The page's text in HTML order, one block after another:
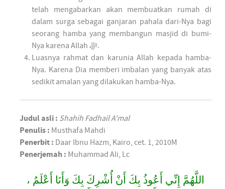
telah mengabarkan akan membuatkan rumah di
dalam surga sebagai ganjaran pahala dari-Nya bagi
seorang hamba yang membangun masjid di bumi-
Nya karena Allah ﷻ.
Luasnya rahmat dan karunia Allah kepada hamba-
Nya. Karena Dia memberi imbalan yang banyak atas
sedikit amalan yang dilakukan hamba-Nya.
Judul asli : Shahih Fadhail A'mal
Penulis : Musthafa Mahdi
Penerbit : Daar Ibnu Hazm, Kairo, cet. 1, 2010M
Penerjemah : Muhammad Ali, Lc
اللَّهُمَّ إِنِّي أَعُوذُ بِكَ أَنْ أُشْرِكَ بِكَ وَأَنَا أَعْلَمُ ،